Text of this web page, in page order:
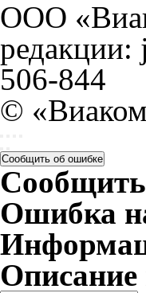
ООО
редакции:
506-844
©
Сообщить об ошибке
Ошибка